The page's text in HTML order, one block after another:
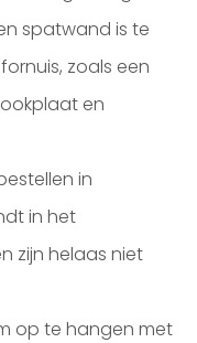
spatwand is te
zoals een
en
in
in het
zijn helaas niet
op te hangen met